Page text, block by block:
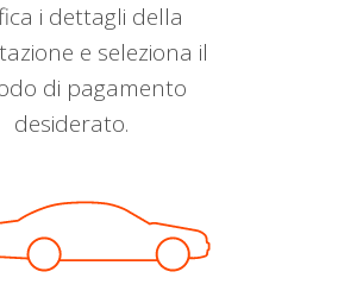
i dettagli della
e seleziona il
di pagamento
desiderato.